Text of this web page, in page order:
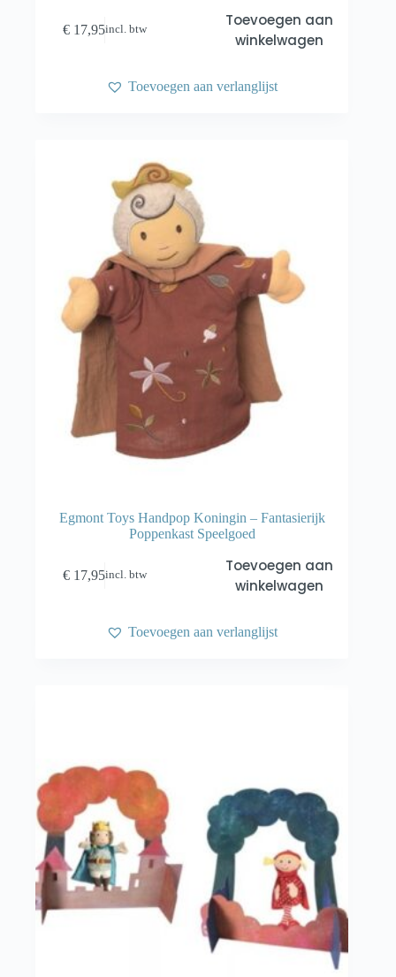
€ 17,95incl. btw
Toevoegen aan
winkelwagen
Toevoegen aan verlanglijst
Egmont Toys Handpop Koningin – Fantasierijk
Poppenkast Speelgoed
€ 17,95incl. btw
Toevoegen aan
winkelwagen
Toevoegen aan verlanglijst